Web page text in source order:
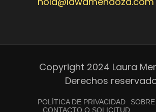
Copyright 2024 Laura
Derechos
POLÍTICA DE PRIVACIDAD
CONTACTO O SOLICITUD